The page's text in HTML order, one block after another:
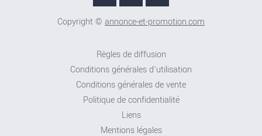
Copyright © annonce-et-promotion.com
Règles de diffusion
Conditions générales d'utilisation
Conditions générales de vente
Politique de confidentialité
Liens
Mentions légales